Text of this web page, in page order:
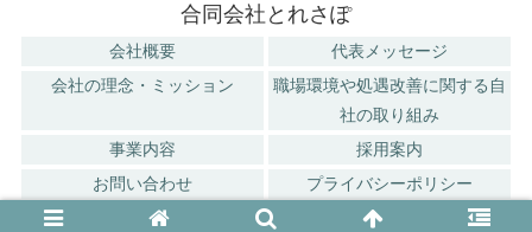
合同会社とれさぽ
会社概要
代表メッセージ
会社の理念・ミッション
職場環境や処遇改善に関する自
社の取り組み
事業内容
採用案内
お問い合わせ
プライバシーポリシー
© 2022 合同会社とれさぽ.